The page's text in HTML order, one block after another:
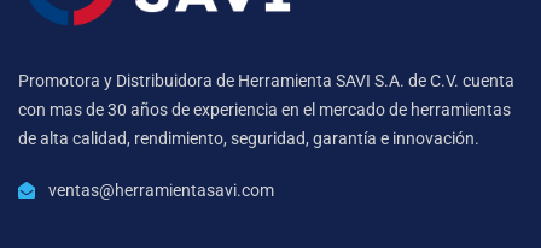
Promotora y Distribuidora de Herramienta SAVI S.A. de C.V. cuenta
con mas de 30 años de experiencia en el mercado de herramientas
de alta calidad, rendimiento, seguridad, garantía e innovación.
ventas@herramientasavi.com